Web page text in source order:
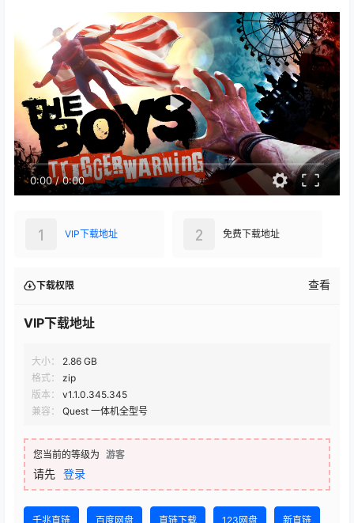
0:00/0:00
VIP下载地址
1 免费下载地址
2
下载权限 查看
VIP下载地址
大小：
2.86 GB
格式：
zip
版本：
v1.1.0.345.345
兼容：
Quest 一体机全型号
您当前的等级为 游客
请先 登录
千兆直链 百度网盘 直链下载 123网盘 新直链